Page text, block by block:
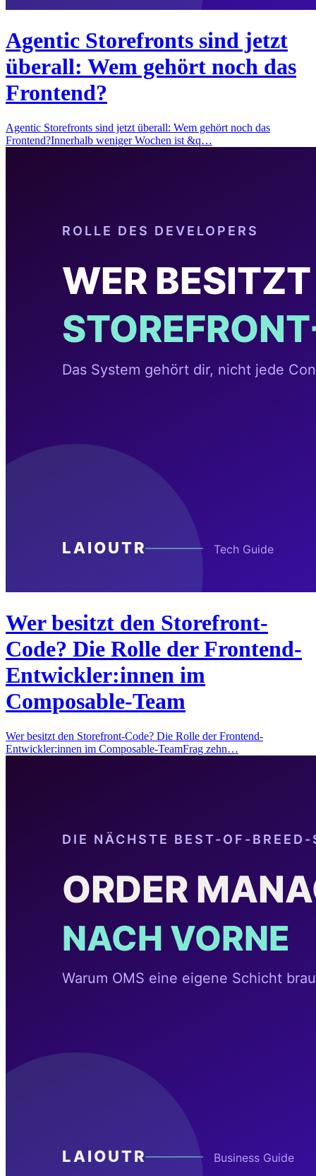
Agentic Storefronts sind jetzt
überall: Wem gehört noch das
Frontend?
Agentic Storefronts sind jetzt überall: Wem gehört noch das
Frontend?Innerhalb weniger Wochen ist &q…
Wer besitzt den Storefront-
Code? Die Rolle der Frontend-
Entwickler:innen im
Composable-Team
Wer besitzt den Storefront-Code? Die Rolle der Frontend-
Entwickler:innen im Composable-TeamFrag zehn…